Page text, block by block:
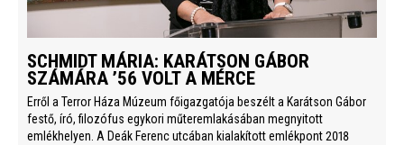
SCHMIDT MÁRIA: KARÁTSON GÁBOR
SZÁMÁRA ’56 VOLT A MÉRCE
Erről a Terror Háza Múzeum főigazgatója beszélt a Karátson Gábor
festő, író, filozófus egykori műteremlakásában megnyitott
emlékhelyen. A Deák Ferenc utcában kialakított emlékpont 2018